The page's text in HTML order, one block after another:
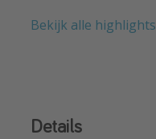
Bekijk alle highlights
Details